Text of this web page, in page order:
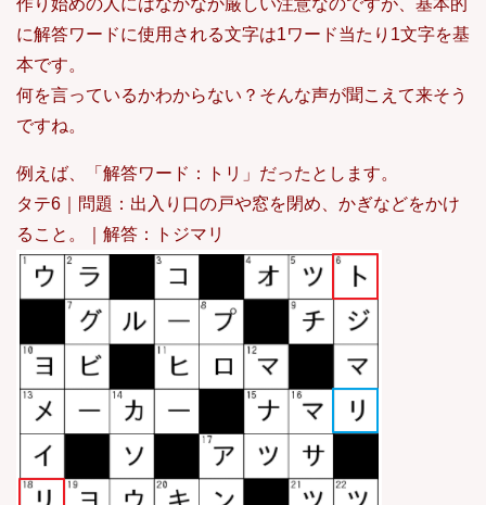
作り始めの人にはなかなか厳しい注意なのですが、基本的
に解答ワードに使用される文字は1ワード当たり1文字を基
本です。
何を言っているかわからない？そんな声が聞こえて来そう
ですね。
例えば、「解答ワード：トリ」だったとします。
タテ6｜問題：出入り口の戸や窓を閉め、かぎなどをかけ
ること。｜解答：トジマリ